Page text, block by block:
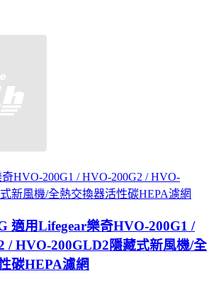
HVO-200G1 / HVO-200G2 / HVO-
新風機/全熱交換器活性碳HEPA濾網
適用Lifegear樂奇HVO-200G1 /
/ HVO-200GLD2隱藏式新風機/全
碳HEPA濾網